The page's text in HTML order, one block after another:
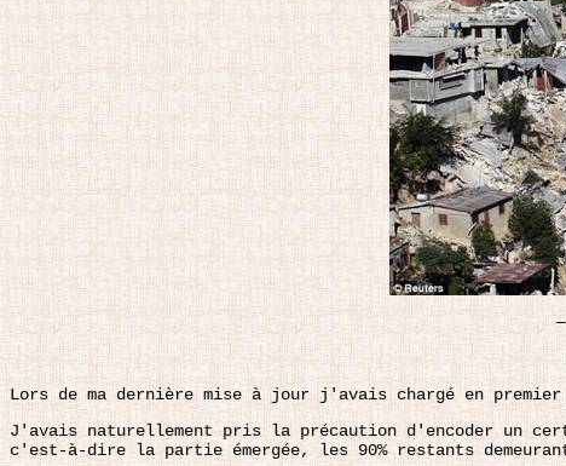
—
Lors de ma dernière mise à jour j'avais chargé en
J'avais naturellement pris la précaution d'encoder un
c'est-à-dire la partie émergée, les 90% restants